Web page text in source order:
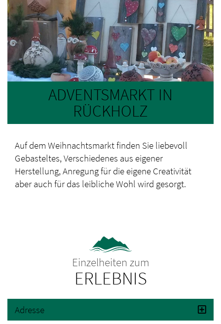
ADVENTSMARKT IN
RÜCKHOLZ
Auf dem Weihnachtsmarkt finden Sie liebevoll
Gebasteltes, Verschiedenes aus eigener
Herstellung, Anregung für die eigene Creativität
aber auch für das leibliche Wohl wird gesorgt.
Einzelheiten zum
ERLEBNIS
Adresse